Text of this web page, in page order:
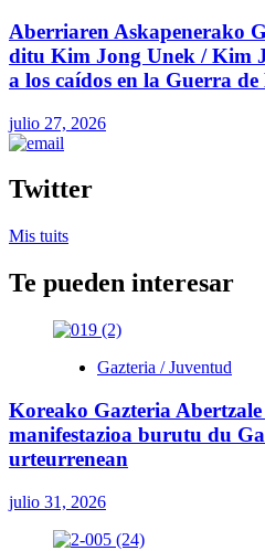
Aberriaren Askapenerako
ditu Kim Jong Unek / Kim
a los caídos en la Guerra
julio 27, 2026
Twitter
Mis tuits
Te pueden interesar
Gazteria / Juventud
Koreako Gazteria
manifestazioa burutu du
urteurrenean
julio 31, 2026